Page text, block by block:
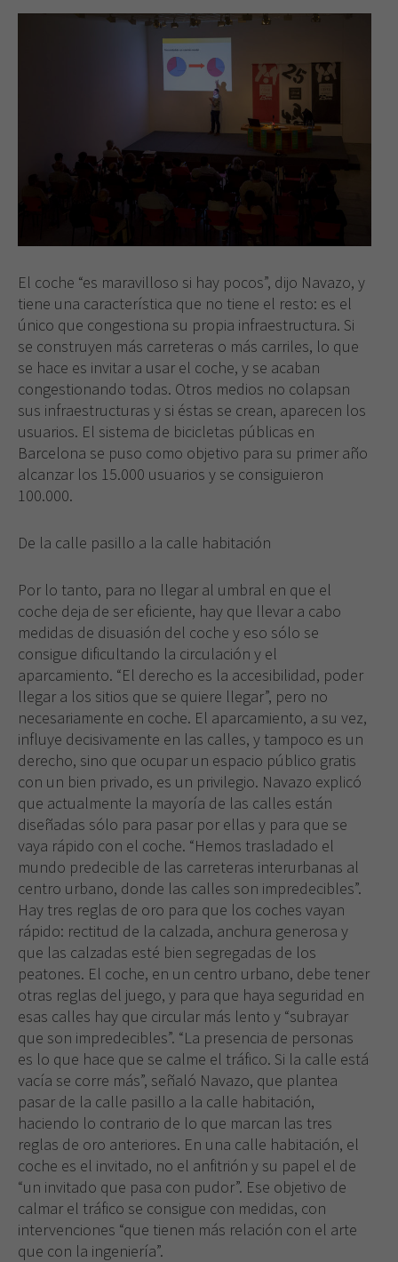
El coche “es maravilloso si hay pocos”, dijo Navazo, y
tiene una característica que no tiene el resto: es el
único que congestiona su propia infraestructura. Si
se construyen más carreteras o más carriles, lo que
se hace es invitar a usar el coche, y se acaban
congestionando todas. Otros medios no colapsan
sus infraestructuras y si éstas se crean, aparecen los
usuarios. El sistema de bicicletas públicas en
Barcelona se puso como objetivo para su primer año
alcanzar los 15.000 usuarios y se consiguieron
100.000.
De la calle pasillo a la calle habitación
Por lo tanto, para no llegar al umbral en que el
coche deja de ser eficiente, hay que llevar a cabo
medidas de disuasión del coche y eso sólo se
consigue dificultando la circulación y el
aparcamiento. “El derecho es la accesibilidad, poder
llegar a los sitios que se quiere llegar”, pero no
necesariamente en coche. El aparcamiento, a su vez,
influye decisivamente en las calles, y tampoco es un
derecho, sino que ocupar un espacio público gratis
con un bien privado, es un privilegio. Navazo explicó
que actualmente la mayoría de las calles están
diseñadas sólo para pasar por ellas y para que se
vaya rápido con el coche. “Hemos trasladado el
mundo predecible de las carreteras interurbanas al
centro urbano, donde las calles son impredecibles”.
Hay tres reglas de oro para que los coches vayan
rápido: rectitud de la calzada, anchura generosa y
que las calzadas esté bien segregadas de los
peatones. El coche, en un centro urbano, debe tener
otras reglas del juego, y para que haya seguridad en
esas calles hay que circular más lento y “subrayar
que son impredecibles”. “La presencia de personas
es lo que hace que se calme el tráfico. Si la calle está
vacía se corre más”, señaló Navazo, que plantea
pasar de la calle pasillo a la calle habitación,
haciendo lo contrario de lo que marcan las tres
reglas de oro anteriores. En una calle habitación, el
coche es el invitado, no el anfitrión y su papel el de
“un invitado que pasa con pudor”. Ese objetivo de
calmar el tráfico se consigue con medidas, con
intervenciones “que tienen más relación con el arte
que con la ingeniería”.